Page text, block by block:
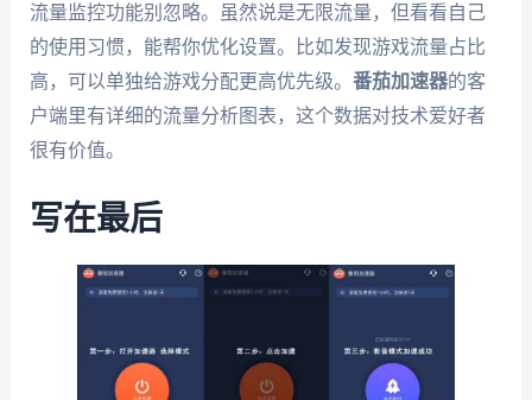
流量监控功能别忽略。虽然说是无限流量，但看看自己
的使用习惯，能帮你优化设置。比如发现游戏流量占比
高，可以单独给游戏分配更高优先级。 番茄加速器的客
户端里有详细的流量分析图表，这个数据对技术爱好者
很有价值。
写在最后